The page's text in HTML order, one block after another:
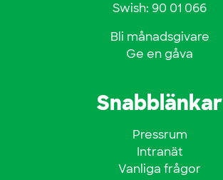
Swish: 90 01 066
Bli månadsgivare
Ge en gåva
Snabblänkar
Pressrum
Intranät
Vanliga frågor